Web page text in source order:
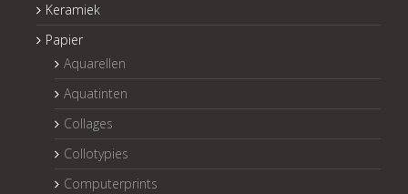
Keramiek
Papier
Aquarellen
Aquatinten
Collages
Collotypies
Computerprints